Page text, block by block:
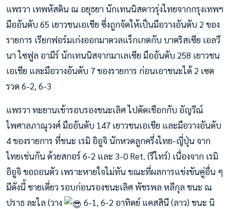
แพรวา เทพหัสดิน ณ อยุธยา นักเทนนิสดาวรุ่งไทยจากกรุงเทพฯ
มืออันดับ 65 เยาวชนเอเชีย ซึ่งถูกจัดให้เป็นมือวางอันดับ 2 ของ
รายการ เรียกฟอร์มเก่งออกมาดวลแร็กเกตกับ บาตริสเซีย เอลวี
นา ไซฟูล อามีร์ นักเทนนิสจากมาเลเซีย มืออันดับ 258 เยาวชน
เอเชีย และมือวางอันดับ 7 ของรายการ ก่อนเอาชนะได้ 2 เซต
รวด 6-2, 6-3
แพรวา ทะยานเข้ารอบรองชนะเลิศ ไปตัดเชือกกับ อัญวีณ์
ไพศาลภาณุวงศ์ มืออันดับ 147 เยาวชนเอเชีย และมือวางอันดับ
4 ของรายการ ที่ชนะ เรมิ อิอูจิ นักหวดลูกครึ่งไทย-ญี่ปุ่น จาก
ไทยเช่นกัน ด้วยสกอร์ 6-2 และ 3-0 Ret. (รีไทร์) เนื่องจาก เรมิ
อิอูจิ ขอถอนตัว เพราะหายใจไม่ทัน ขณะที่ผลการแข่งขันคู่อื่น ๆ
มีดังนี้ ชายเดี่ยว รอบก่อนรองชนะเลิศ พัชรพล หลีกุล ชนะ ณ
ปราธ ละไล (วาง
6-1, 6-2 อาทิตย์ แคสสินี (ลาว) ชนะ นิ